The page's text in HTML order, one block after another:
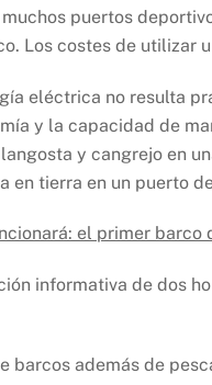
puertos
Los costes de utilizar
eléctrica no resulta
y la capacidad de
y cangrejo en
en tierra en un puerto
el primer barco
informativa de dos
barcos además de